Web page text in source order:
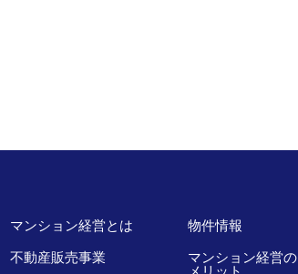
マンション経営とは
不動産販売事業
物件情報
マンション経営の
メリット